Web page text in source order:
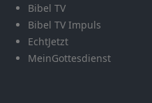
Bibel TV
Bibel TV Impuls
EchtJetzt
MeinGottesdienst